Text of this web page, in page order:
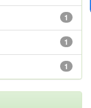
1
1
1